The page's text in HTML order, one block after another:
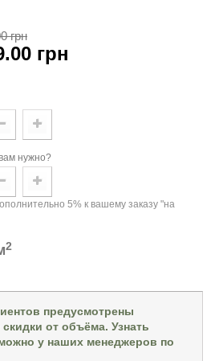
грн
грн
нужно?
5% к вашему заказу "на
2
предусмотрены
от объёма. Узнать
у наших менеджеров по